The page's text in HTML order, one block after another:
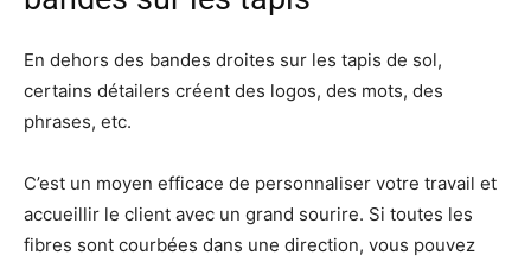
En dehors des bandes droites sur les tapis de sol,
certains détailers créent des logos, des mots, des
phrases, etc.
C’est un moyen efficace de personnaliser votre travail et
accueillir le client avec un grand sourire. Si toutes les
fibres sont courbées dans une direction, vous pouvez